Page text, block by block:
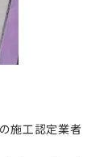
の施工認定業者